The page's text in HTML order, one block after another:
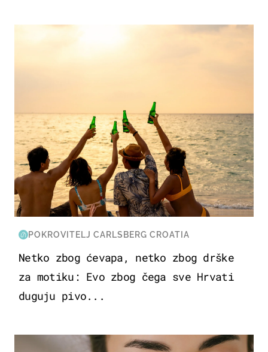
POKROVITELJ CARLSBERG CROATIA
Netko zbog ćevapa, netko zbog drške
za motiku: Evo zbog čega sve Hrvati
duguju pivo...
MODA & LJEPOTA